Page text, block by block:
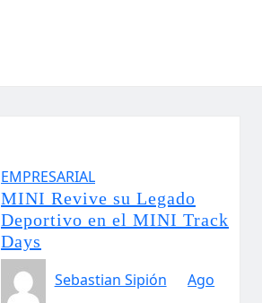
EMPRESARIAL
MINI Revive su Legado
Deportivo en el MINI Track
Days
Sebastian Sipión
Ago